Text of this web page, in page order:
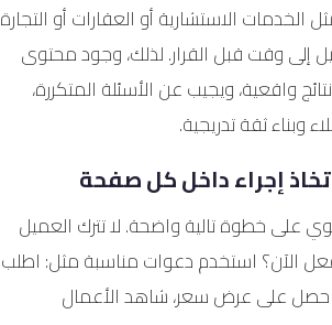
الاستشارية أو العقارات أو التجارة
إلى وقت قبل القرار. لذلك، وجود محتوى
واقعية، ويجيب عن الأسئلة المتكررة،
وبناء ثقة تدريجية.
إجراء داخل كل صفحة
على خطوة تالية واضحة. لا تترك العميل
الآن؟ استخدم دعوات مناسبة مثل: اطلب
احصل على عرض سعر، شاهد الأعمال